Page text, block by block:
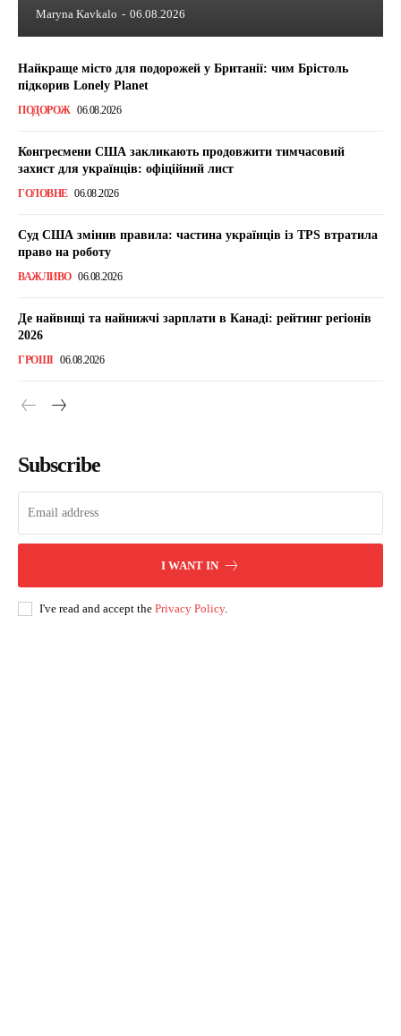
Maryna Kavkalo - 06.08.2026
Найкраще місто для подорожей у Британії: чим Брістоль
підкорив Lonely Planet
ПОДОРОЖ 06.08.2026
Конгресмени США закликають продовжити тимчасовий
захист для українців: офіційний лист
ГОЛОВНЕ 06.08.2026
Суд США змінив правила: частина українців із TPS втратила
право на роботу
ВАЖЛИВО 06.08.2026
Де найвищі та найнижчі зарплати в Канаді: рейтинг регіонів
2026
ГРОШІ 06.08.2026
Subscribe
I WANT IN
I've read and accept the Privacy Policy.